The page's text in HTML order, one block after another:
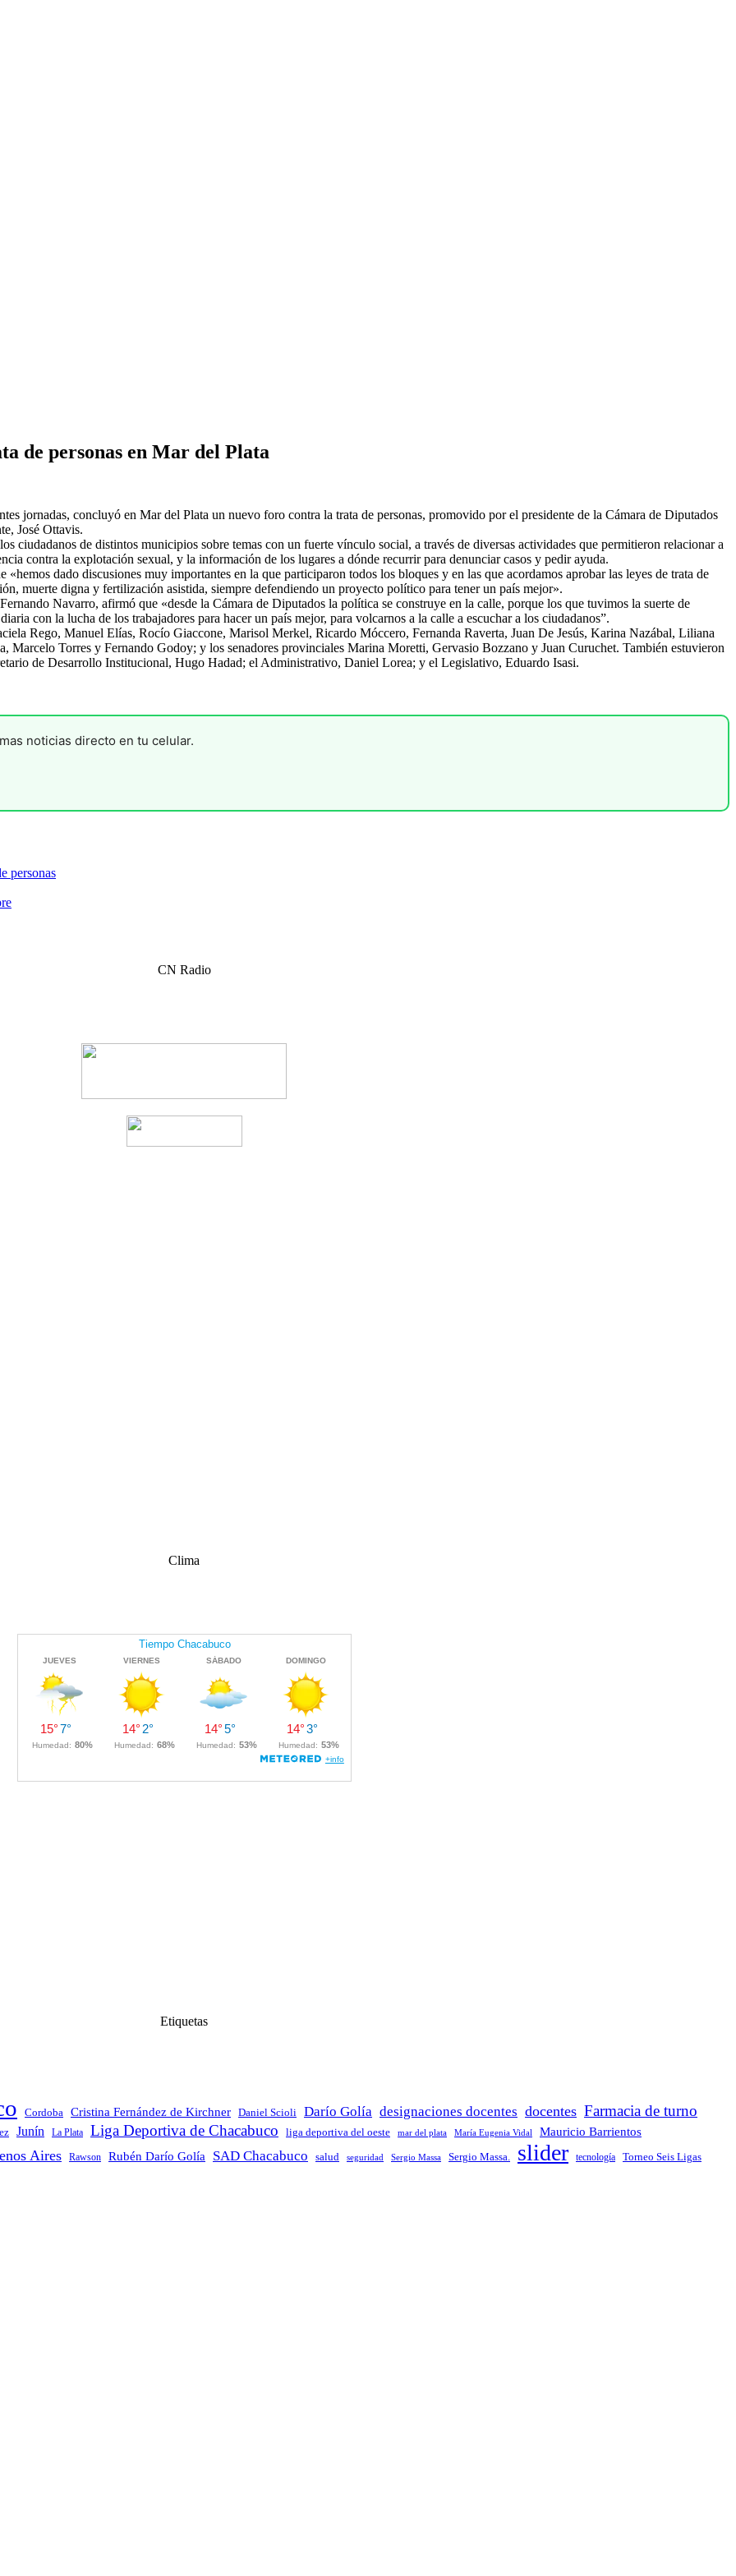
de personas en Mar del Plata
jornadas, concluyó en Mar del Plata un nuevo foro contra la trata de personas, promovido por el presidente de la Cámara de Diputados
José Ottavis.
ciudadanos de distintos municipios sobre temas con un fuerte vínculo social, a través de diversas actividades que permitieron relacionar a
contra la explotación sexual, y la información de los lugares a dónde recurrir para denunciar casos y pedir ayuda.
dado discusiones muy importantes en la que participaron todos los bloques y en las que acordamos aprobar las leyes de trata de
muerte digna y fertilización asistida, siempre defendiendo un proyecto político para tener un país mejor».
Navarro, afirmó que «desde la Cámara de Diputados la política se construye en la calle, porque los que tuvimos la suerte de
con la lucha de los trabajadores para hacer un país mejor, para volcarnos a la calle a escuchar a los ciudadanos”.
Rego, Manuel Elías, Rocío Giaccone, Marisol Merkel, Ricardo Móccero, Fernanda Raverta, Juan De Jesús, Karina Nazábal, Liliana
Torres y Fernando Godoy; y los senadores provinciales Marina Moretti, Gervasio Bozzano y Juan Curuchet. También estuvieron
de Desarrollo Institucional, Hugo Hadad; el Administrativo, Daniel Lorea; y el Legislativo, Eduardo Isasi.
noticias directo en tu celular.
personas
CN Radio
Clima
Etiquetas
Cordoba Cristina Fernández de Kirchner Daniel Scioli Darío Golía designaciones docentes docentes Farmacia de turno
Junín La Plata Liga Deportiva de Chacabuco liga deportiva del oeste mar del plata María Eugenia Vidal
Mauricio Barrientos
Aires Rawson Rubén Darío Golía SAD Chacabuco salud seguridad Sergio Massa Sergio Massa. slider tecnología Torneo Seis Ligas